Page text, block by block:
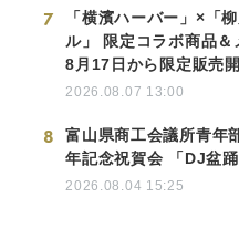
7
「横濱ハーバー」×「
ル」 限定コラボ商品
8月17日から限定販売
2026.08.07 13:00
8
富山県商工会議所青年
年記念祝賀会 「DJ盆
2026.08.04 15:25